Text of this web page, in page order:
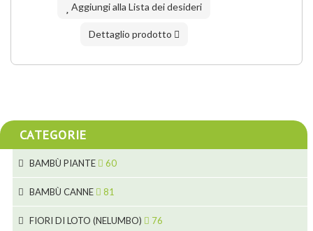
Aggiungi alla Lista dei desideri
Dettaglio prodotto
CATEGORIE
BAMBÙ PIANTE 60
5
BAMBÙ CANNE 81
5
FIORI DI LOTO (NELUMBO) 76